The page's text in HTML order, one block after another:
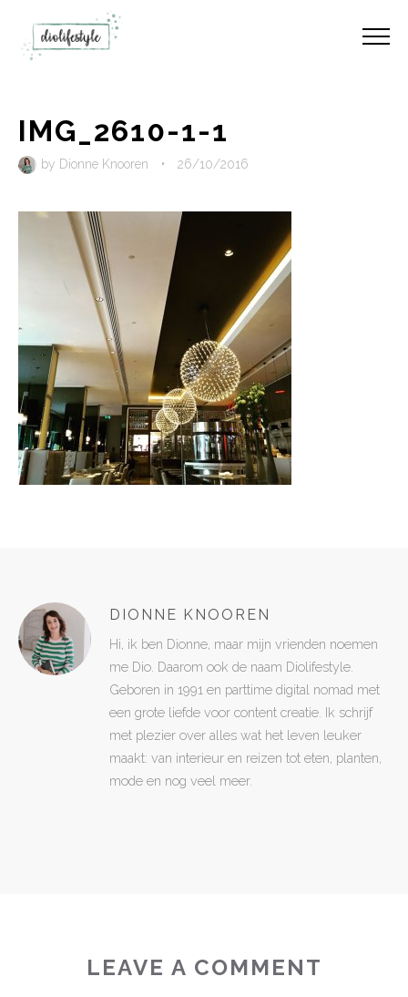
IMG_2610-1-1
by Dionne Knooren • 26/10/2016
DIONNE KNOOREN
Hi, ik ben Dionne, maar mijn vrienden noemen
me Dio. Daarom ook de naam Diolifestyle.
Geboren in 1991 en parttime digital nomad met
een grote liefde voor content creatie. Ik schrijf
met plezier over alles wat het leven leuker
maakt: van interieur en reizen tot eten, planten,
mode en nog veel meer.
LEAVE A COMMENT